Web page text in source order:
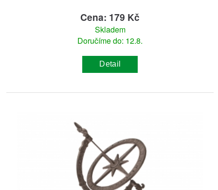
Cena: 179 Kč
Skladem
Doručíme do: 12.8.
Detail